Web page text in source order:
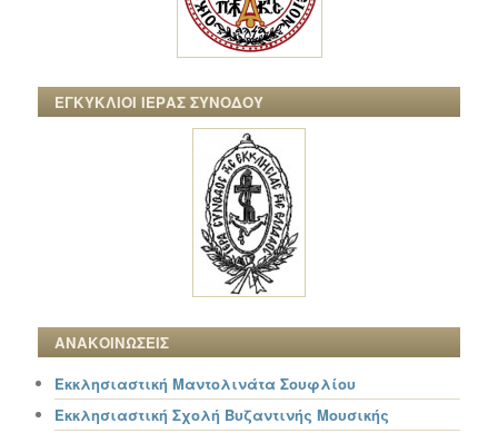
ΕΓΚΥΚΛΙΟΙ ΙΕΡΑΣ ΣΥΝΟΔΟΥ
ΑΝΑΚΟΙΝΩΣΕΙΣ
Εκκλησιαστική Μαντολινάτα Σουφλίου
Εκκλησιαστική Σχολή Βυζαντινής Μουσικής